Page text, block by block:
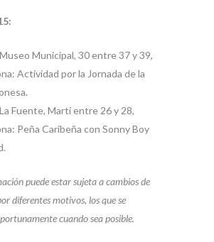
Municipal, 30 entre 37 y 39,
Actividad por la Jornada de la
Fuente, Martí entre 26 y 28,
Peña Caribeña con Sonny Boy
puede estar sujeta a cambios de
diferentes motivos, los que se
cuando sea posible.